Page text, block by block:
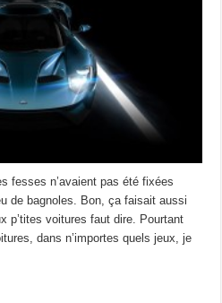
fesses n’avaient pas été fixées
de bagnoles. Bon, ça faisait aussi
p’tites voitures faut dire. Pourtant
dans n’importes quels jeux, je